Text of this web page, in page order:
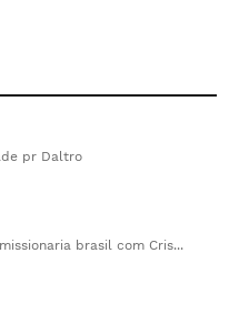
pr Daltro
brasil com Cris...